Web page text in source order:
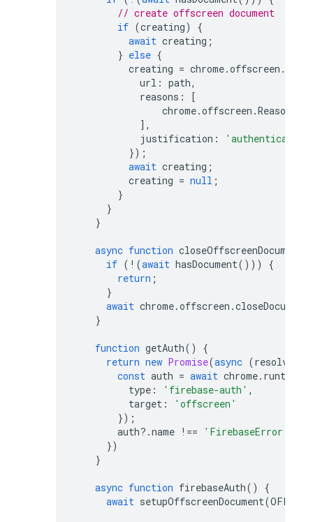
// create offscreen document
if (creating)
{
await creating ;
} else {
creating = chrome.offscreen .
url : path,
reasons :
[
chrome.offscreen .Reason
],
justification :
});
await creating ;
creating = null ;
}
}
}
async function closeOffscreenDocument
if ( ! (await hasDocument()))
{
return ;
}
await chrome.offscreen .closeDocument
}
function getAuth()
{
return new Promise(async (resolve
const auth = await chrome. runtime
type : 'firebase-auth' ,
target :
'offscreen'
});
auth? .name !== 'FirebaseError'
})
}
async function firebaseAuth()
{
await setupOffscreenDocument(